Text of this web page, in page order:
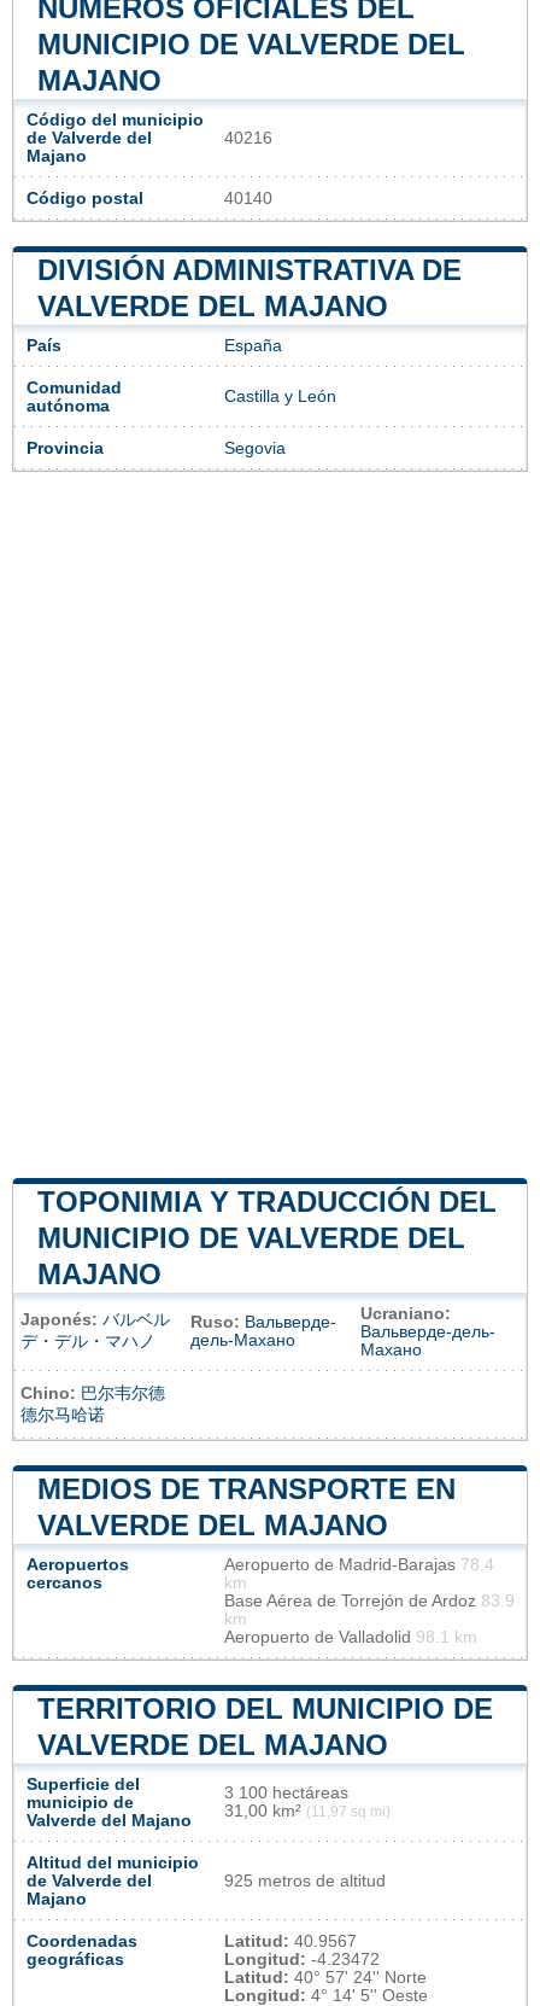
NÚMEROS OFICIALES DEL
MUNICIPIO DE VALVERDE DEL
MAJANO
Código del municipio
de Valverde del
Majano
40216
Código postal 40140
DIVISIÓN ADMINISTRATIVA DE
VALVERDE DEL MAJANO
País España
Comunidad
autónoma
Castilla y León
Provincia Segovia
TOPONIMIA Y TRADUCCIÓN DEL
MUNICIPIO DE VALVERDE DEL
MAJANO
Japonés: バルベル
デ・デル・マハノ
Ruso: Вальверде-
дель-Махано
Ucraniano:
Вальверде-дель-
Махано
Chino: 巴尔韦尔德
德尔马哈诺
MEDIOS DE TRANSPORTE EN
VALVERDE DEL MAJANO
Aeropuertos
cercanos
Aeropuerto de Madrid-Barajas 78.4
km
Base Aérea de Torrejón de Ardoz 83.9
km
Aeropuerto de Valladolid 98.1 km
TERRITORIO DEL MUNICIPIO DE
VALVERDE DEL MAJANO
Superficie del
municipio de
Valverde del Majano
3 100 hectáreas
31,00 km² (11,97 sq mi)
Altitud del municipio
de Valverde del
Majano
925 metros de altitud
Coordenadas
geográficas
Latitud: 40.9567
Longitud: -4.23472
Latitud: 40° 57' 24'' Norte
Longitud: 4° 14' 5'' Oeste